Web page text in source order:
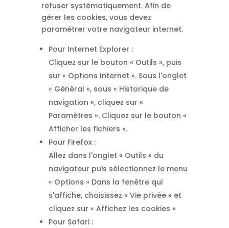
refuser systématiquement. Afin de
gérer les cookies, vous devez
paramétrer votre navigateur internet.
Pour Internet Explorer :
Cliquez sur le bouton « Outils », puis
sur « Options Internet ». Sous l'onglet
« Général », sous « Historique de
navigation », cliquez sur «
Paramètres ». Cliquez sur le bouton «
Afficher les fichiers ».
Pour Firefox :
Allez dans l'onglet « Outils » du
navigateur puis sélectionnez le menu
« Options » Dans la fenêtre qui
s'affiche, choisissez « Vie privée » et
cliquez sur « Affichez les cookies »
Pour Safari :